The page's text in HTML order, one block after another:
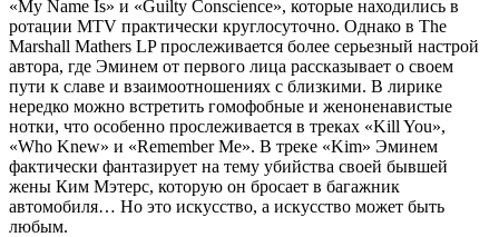
«My Name Is» и «Guilty Conscience», которые находились в
ротации MTV практически круглосуточно. Однако в The
Marshall Mathers LPпрослеживается более серьезный настрой
автора, где Эминем от первого лица рассказывает о своем
пути к славе и взаимоотношениях с близкими. В лирике
нередко можно встретить гомофобные и женоненавистые
нотки, что особенно прослеживается в треках «Kill You»,
«Who Knew» и «Remember Me». В треке «Kim» Эминем
фактически фантазирует на тему убийства своей бывшей
жены Ким Мэтерс, которую он бросает в багажник
автомобиля… Но это искусство, а искусство может быть
любым.